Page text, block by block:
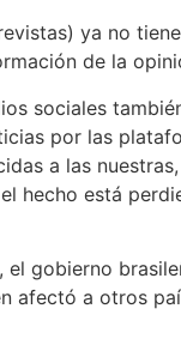
ya no
de la
sociales
por las
a las
hecho está
gobierno
afectó a otros